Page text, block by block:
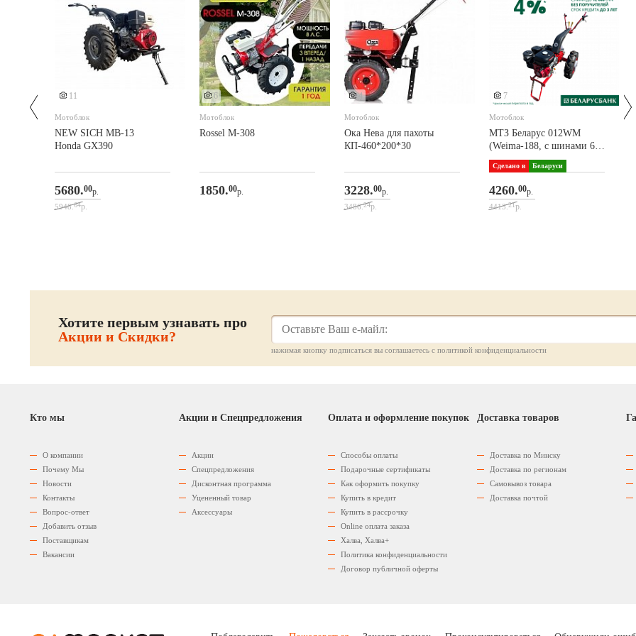
11
Еще 2 фото
Мотоблок
NEW SICH МВ-13
Ноndа GX390
5680.00р.
5948.64р.
6
Мотоблок
Rossel M-308
1850.00р.
4
Мотоблок
Ока Нева для пахоты
КП-460*200*30
3228.00р.
3486.24р.
7
Мотоблок
МТЗ Беларус 012WM
(Weima-188, с шинами 6L-
12)
Сделано в Беларуси
4260.00р.
4413.21р.
Хотите первым узнавать про
Акции и Скидки?
нажимая кнопку подписаться вы соглашаетесь с политикой конфиденциальности
Кто мы
О компании
Почему Мы
Новости
Контакты
Вопрос-ответ
Добавить отзыв
Поставщикам
Вакансии
Акции и Спецпредложения
Акции
Спецпредложения
Дисконтная программа
Уцененный товар
Аксессуары
Оплата и оформление покупок
Способы оплаты
Подарочные сертификаты
Как оформить покупку
Купить в кредит
Купить в рассрочку
Оnline оплата заказа
Халва, Халва+
Политика конфиденциальности
Договор публичной оферты
Доставка товаров
Доставка по Минску
Доставка по регионам
Самовывоз товара
Доставка почтой